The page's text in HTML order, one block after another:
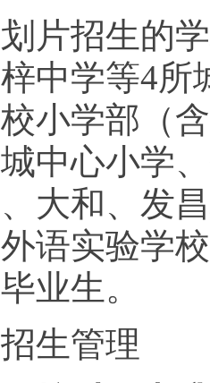
招生的学
中学等4所
小学部（
中心小学
、大和、发
语实验学
业生。
管理